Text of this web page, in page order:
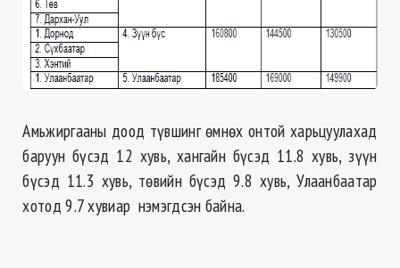
Амьжиргааны доод түвшинг өмнөх онтой харьцуулахад
баруун бүсэд 12 хувь, хангайн бүсэд 11.8 хувь, зүүн
бүсэд 11.3 хувь, төвийн бүсэд 9.8 хувь, Улаанбаатар
хотод 9.7 хувиар нэмэгдсэн байна.